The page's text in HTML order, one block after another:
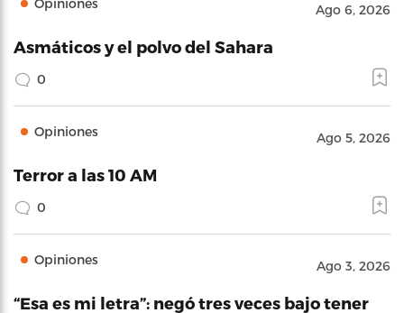
Opiniones Ago 6, 2026
Asmáticos y el polvo del Sahara
0
Opiniones Ago 5, 2026
Terror a las 10 AM
0
Opiniones Ago 3, 2026
“Esa es mi letra”: negó tres veces bajo tener